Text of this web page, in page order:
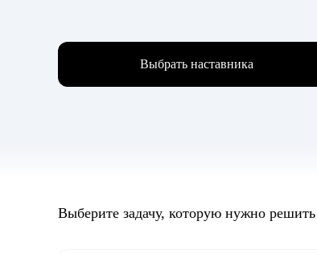
Выбрать наставника
Выберите задачу, которую нужно решить